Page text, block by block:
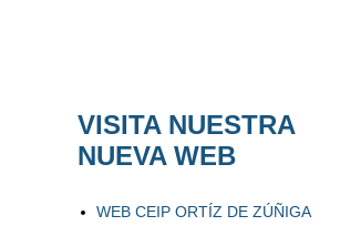
VISITA NUESTRA
NUEVA WEB
WEB CEIP ORTÍZ DE ZÚÑIGA